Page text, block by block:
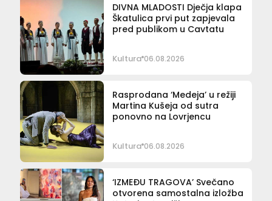
DIVNA MLADOSTI Dječja klapa
Škatulica prvi put zapjevala
pred publikom u Cavtatu
Kultura 06.08.2026
Rasprodana ‘Medeja’ u režiji
Martina Kušeja od sutra
ponovno na Lovrjencu
Kultura 06.08.2026
‘IZMEĐU TRAGOVA’ Svečano
otvorena samostalna izložba